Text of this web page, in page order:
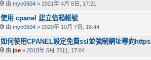
由 myc0504 » 2021年 4月 8日, 17:21
使用 cpanel 建立信箱帳號
由 myc0504 » 2020年 10月 7日, 16:44
如何使用CPANEL設定免費ssl並強制網址導向https
由 joe » 2018年 6月 26日, 17:04